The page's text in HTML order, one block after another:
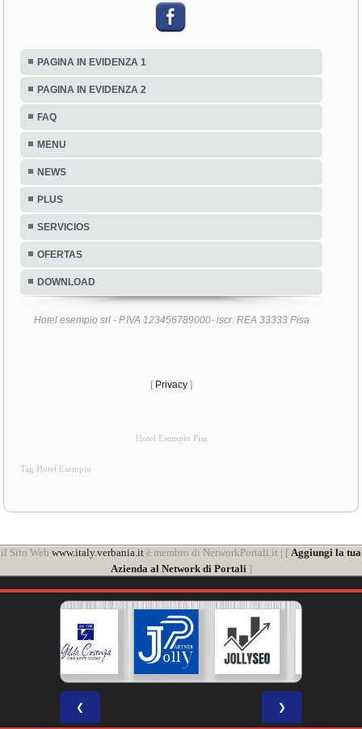
PAGINA IN EVIDENZA 1
PAGINA IN EVIDENZA 2
FAQ
MENU
NEWS
PLUS
SERVICIOS
OFERTAS
DOWNLOAD
Hotel esempio srl - P.IVA 123456789000- iscr. REA 33333 Pisa
[ Privacy ]
Hotel Esempio Pisa
Tag Hotel Esempio
il Sito Web www.italy.verbania.it è membro di NetworkPortali.it | [ Aggiungi la tua
Azienda al Network di Portali]
❮ ❯